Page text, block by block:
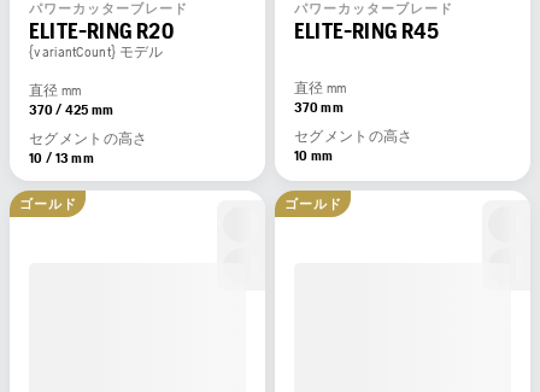
パワーカッターブレード
ELITE-RING R20
{variantCount} モデル
直径 mm
370 / 425 mm
セグメントの高さ
10 / 13 mm
パワーカッターブレード
ELITE-RING R45
直径 mm
370 mm
セグメントの高さ
10 mm
ゴールド ゴールド